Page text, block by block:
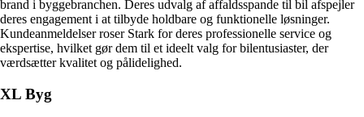
brand i byggebranchen. Deres udvalg af affaldsspande til bil afspejler
deres engagement i at tilbyde holdbare og funktionelle løsninger.
Kundeanmeldelser roser Stark for deres professionelle service og
ekspertise, hvilket gør dem til et ideelt valg for bilentusiaster, der
værdsætter kvalitet og pålidelighed.
XL Byg